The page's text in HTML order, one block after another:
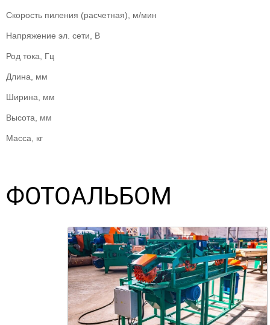
Скорость пиления (расчетная), м/мин
Напряжение эл. сети, В
Род тока, Гц
Длина, мм
Ширина, мм
Высота, мм
Масса, кг
ФОТОАЛЬБОМ